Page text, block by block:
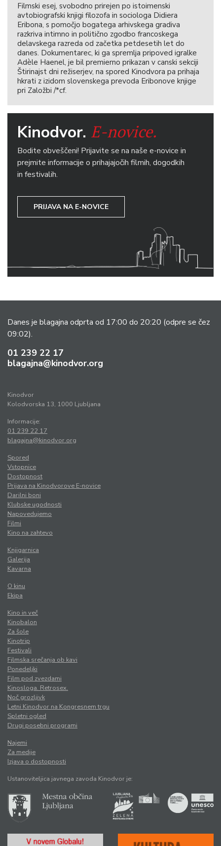
Filmski esej, svobodno prirejen po istoimenski
avtobiografski knjigi filozofa in sociologa Didiera
Eribona, s pomočjo bogatega arhivskega gradiva
razkriva intimno in politično zgodbo francoskega
delavskega razreda od začetka petdesetih let do
danes. Dokumentarec, ki ga spremlja pripoved igralke
Adèle Haenel, je bil premierno prikazan v canski sekciji
Štirinajst dni režiserjev, na spored Kinodvora pa prihaja
hkrati z izidom slovenskega prevoda Eribonove knjige
pri Založbi /*cf.
Kinodvor. E-novice.
Bodite obveščeni! Prijavite se na naše e-novice in
prejmite informacije o prihajajočih filmih, dogodkih
in festivalih.
PRIJAVA NA E-NOVICE
Danes je blagajna odprta od 17:00 do 20:20 (odpre se čez
09:02).
01 239 22 17
blagajna@kinodvor.org
Kinodvor
Kolodvorska 13, 1000 Ljubljana
Informacije:
01 239 22 17
blagajna@kinodvor.org
Spored
Vstopnice
Dostopnost
Prijava na Kinodvorove E-novice
Darilni boni
Klubske ugodnosti
Napovedujemo
Filmi
Kino na zahtevo
Knjigarnica
Galerija
Kavarna
O kinu
Ekipa
Kino in več
Kinobalon
Za šole
Kinotrip
Festivali
Filmska srečanja ob kavi
Ponedeljki
Film pod zvezdami
Kinosloga. Retrosex.
Noč grozljivk
Letni Kinodvor na Kongresnem trgu
Spletni ogled
Drugi posebni programi
Najemi
Za medije
Izjava o dostopnosti
Ustanoviteljica javnega zavoda Kinodvor je: